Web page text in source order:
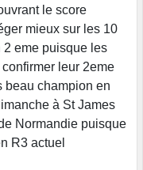
le score
mieux sur les 10
2 eme puisque les
leur 2eme
beau champion en
à St James
Normandie puisque
R3 actuel